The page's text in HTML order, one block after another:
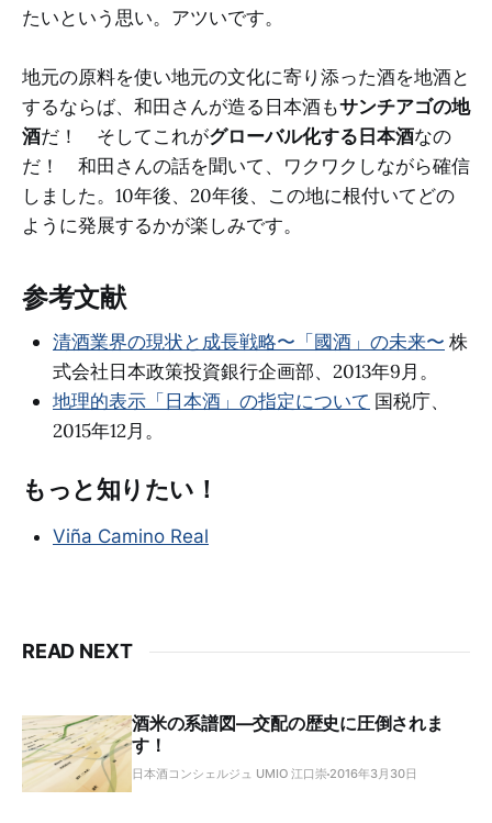
たいという思い。アツいです。
地元の原料を使い地元の文化に寄り添った酒を地酒と
するならば、和田さんが造る日本酒もサンチアゴの地
酒だ！ そしてこれがグローバル化する日本酒なの
だ！ 和田さんの話を聞いて、ワクワクしながら確信
しました。10年後、20年後、この地に根付いてどの
ように発展するかが楽しみです。
参考文献
清酒業界の現状と成長戦略〜「國酒」の未来〜 株
式会社日本政策投資銀行企画部、2013年9月。
地理的表示「日本酒」の指定について 国税庁、
2015年12月。
もっと知りたい！
Viña Camino Real
READ NEXT
酒米の系譜図―交配の歴史に圧倒されま
す！
日本酒コンシェルジュ UMIO 江口崇 2016年3月30日